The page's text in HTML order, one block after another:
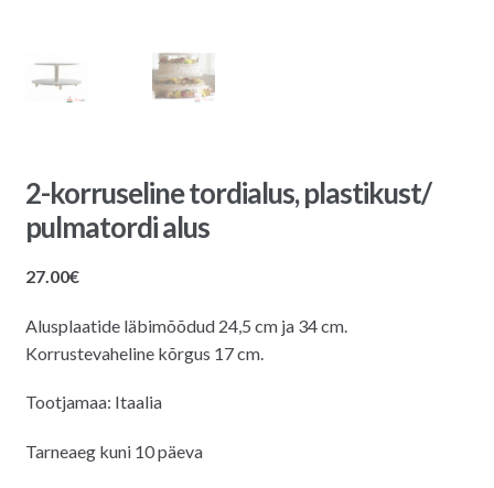
2-korruseline tordialus, plastikust/
pulmatordi alus
27.00€
Alusplaatide läbimõõdud 24,5 cm ja 34 cm.
Korrustevaheline kõrgus 17 cm.
Tootjamaa: Itaalia
Tarneaeg kuni 10 päeva